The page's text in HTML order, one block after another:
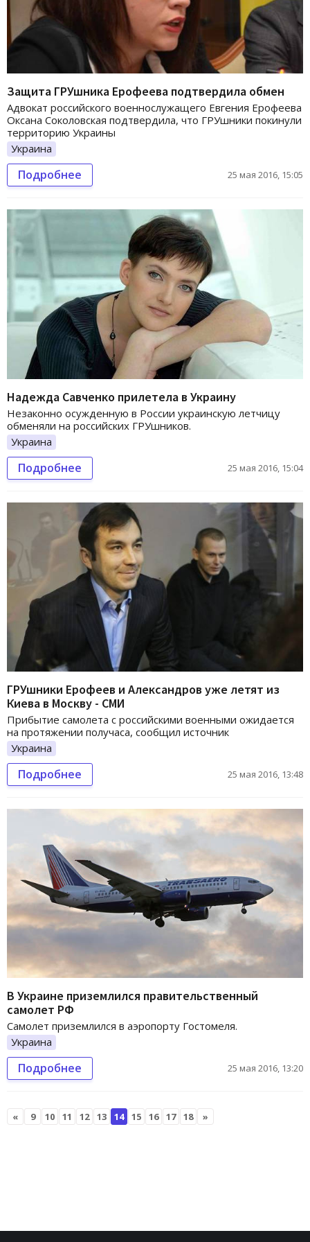
Защита ГРУшника Ерофеева подтвердила обмен
Адвокат российского военнослужащего Евгения Ерофеева
Оксана Соколовская подтвердила, что ГРУшники покинули
территорию Украины
Украина
Подробнее 25 мая 2016, 15:05
Надежда Савченко прилетела в Украину
Незаконно осужденную в России украинскую летчицу
обменяли на российских ГРУшников.
Украина
Подробнее 25 мая 2016, 15:04
ГРУшники Ерофеев и Александров уже летят из
Киева в Москву - СМИ
Прибытие самолета с российскими военными ожидается
на протяжении получаса, сообщил источник
Украина
Подробнее 25 мая 2016, 13:48
В Украине приземлился правительственный
самолет РФ
Самолет приземлился в аэропорту Гостомеля.
Украина
Подробнее 25 мая 2016, 13:20
« 9 10 11 12 13 14 15 16 17 18 »